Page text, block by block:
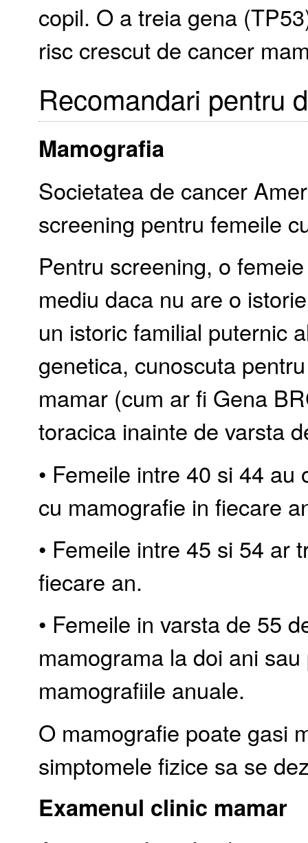
copil. O a treia gena
risc crescut de cancer
Recomandari pentru
Mamografia
Societatea de cancer
screening pentru femeile
Pentru screening, o
mediu daca nu are o
un istoric familial puternic
genetica, cunoscuta
mamar (cum ar fi Gena
toracica inainte de varsta
• Femeile intre 40 si 44
cu mamografie in fiecare
• Femeile intre 45 si 54 ar
fiecare an.
• Femeile in varsta de 55
mamograma la doi ani
mamografiile anuale.
O mamografie poate gasi
simptomele fizice sa se
Examenul clinic mamar